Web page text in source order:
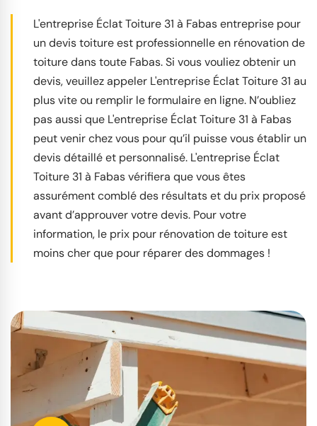
L'entreprise Éclat Toiture 31 à Fabas entreprise pour
un devis toiture est professionnelle en rénovation de
toiture dans toute Fabas. Si vous vouliez obtenir un
devis, veuillez appeler L'entreprise Éclat Toiture 31 au
plus vite ou remplir le formulaire en ligne. N’oubliez
pas aussi que L'entreprise Éclat Toiture 31 à Fabas
peut venir chez vous pour qu’il puisse vous établir un
devis détaillé et personnalisé. L'entreprise Éclat
Toiture 31 à Fabas vérifiera que vous êtes
assurément comblé des résultats et du prix proposé
avant d’approuver votre devis. Pour votre
information, le prix pour rénovation de toiture est
moins cher que pour réparer des dommages !